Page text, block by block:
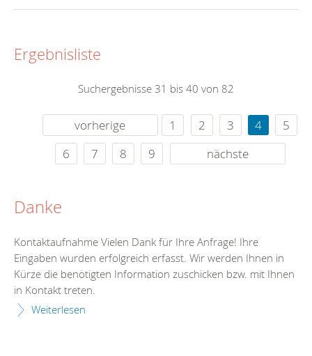
Ergebnisliste
Suchergebnisse 31 bis 40 von 82
vorherige 1 2 3 4
5
6
7 8 9 nächste
Danke
Kontaktaufnahme Vielen Dank für Ihre Anfrage! Ihre
Eingaben wurden erfolgreich erfasst. Wir werden Ihnen in
Kürze die benötigten Information zuschicken bzw. mit Ihnen
in Kontakt treten.
Weiterlesen